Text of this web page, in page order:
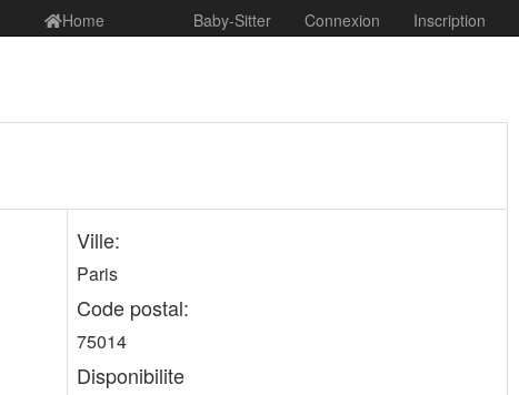
Home Baby-Sitter Connexion Inscription
Ville:
Paris
Code postal:
75014
Disponibilite